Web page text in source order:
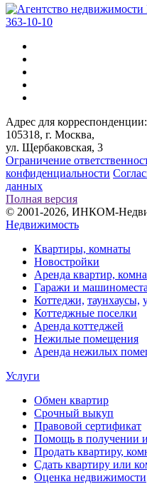
363-10-10
Адрес для корреспонденции:
105318, г. Москва,
ул. Щербаковская, 3
Ограничение
конфиденциальности
данных
Полная версия
© 2001-2026, ИНКОМ-
Недвижимость
Квартиры, комнаты
Новостройки
Аренда квартир,
Гаражи и машиноместа
Коттеджи, таунхаусы,
Коттеджные поселки
Аренда коттеджей
Нежилые помещения
Аренда нежилых
Услуги
Обмен квартир
Срочный выкуп
Правовой сертификат
Помощь в получении
Продать квартиру,
Сдать квартиру или
Оценка недвижимости